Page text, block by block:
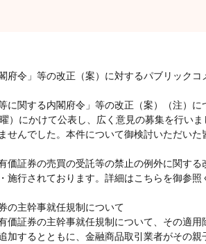
府令」等の改正（案）に対するパブリック
に関する内閣府令」等の改正（案）（注）
）にかけて公表し、広く意見の募集を行いま
せんでした。本件について御検討いただい
価証券の売買の受託等の禁止の例外に関す
施行されております。詳細はこちらを御参照
の主幹事就任規制について
価証券の主幹事就任規制について、その適
加するとともに、金融商品取引業者がその